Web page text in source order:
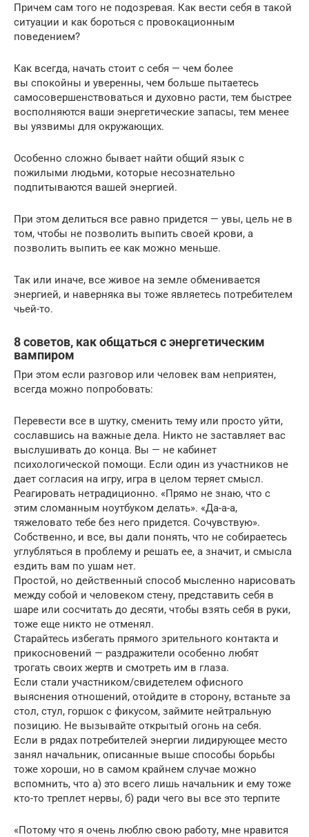
Причем сам того не подозревая. Как вести себя в такой
ситуации и как бороться с провокационным
поведением?
Как всегда, начать стоит с себя — чем более
вы спокойны и уверенны, чем больше пытаетесь
самосовершенствоваться и духовно расти, тем быстрее
восполняются ваши энергетические запасы, тем менее
вы уязвимы для окружающих.
Особенно сложно бывает найти общий язык с
пожилыми людьми, которые несознательно
подпитываются вашей энергией.
При этом делиться все равно придется — увы, цель не в
том, чтобы не позволить выпить своей крови, а
позволить выпить ее как можно меньше.
Так или иначе, все живое на земле обменивается
энергией, и наверняка вы тоже являетесь потребителем
чьей-то.
8 советов, как общаться с энергетическим
вампиром
При этом если разговор или человек вам неприятен,
всегда можно попробовать:
Перевести все в шутку, сменить тему или просто уйти,
сославшись на важные дела. Никто не заставляет вас
выслушивать до конца. Вы — не кабинет
психологической помощи. Если один из участников не
дает согласия на игру, игра в целом теряет смысл.
Реагировать нетрадиционно. «Прямо не знаю, что с
этим сломанным ноутбуком делать». «Да-а-а,
тяжеловато тебе без него придется. Сочувствую».
Собственно, и все, вы дали понять, что не собираетесь
углубляться в проблему и решать ее, а значит, и смысла
ездить вам по ушам нет.
Простой, но действенный способ мысленно нарисовать
между собой и человеком стену, представить себя в
шаре или сосчитать до десяти, чтобы взять себя в руки,
тоже еще никто не отменял.
Старайтесь избегать прямого зрительного контакта и
прикосновений — раздражители особенно любят
трогать своих жертв и смотреть им в глаза.
Если стали участником/свидетелем офисного
выяснения отношений, отойдите в сторону, встаньте за
стол, стул, горшок с фикусом, займите нейтральную
позицию. Не вызывайте открытый огонь на себя.
Если в рядах потребителей энергии лидирующее место
занял начальник, описанные выше способы борьбы
тоже хороши, но в самом крайнем случае можно
вспомнить, что а) это всего лишь начальник и ему тоже
кто-то треплет нервы, б) ради чего вы все это терпите
«Потому что я очень люблю свою работу, мне нравится